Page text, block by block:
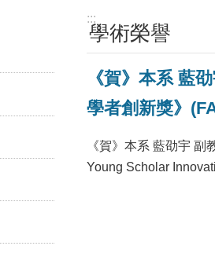
:::
學術榮譽
《賀》本系 藍
學者創新獎》
《賀》本系 藍劭宇
Young Scholar